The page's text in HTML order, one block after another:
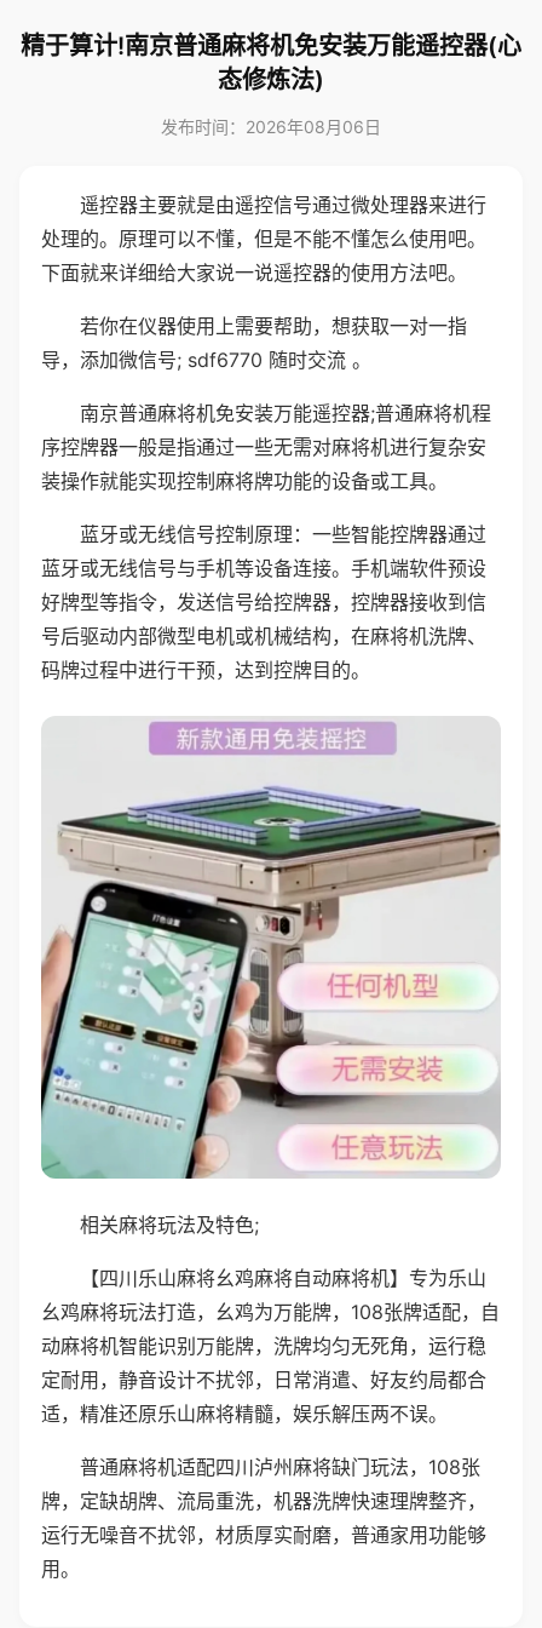
精于算计!南京普通麻将机免安装万能遥控器(心
态修炼法)
发布时间：2026年08月06日
遥控器主要就是由遥控信号通过微处理器来进行
处理的。原理可以不懂，但是不能不懂怎么使用吧。
下面就来详细给大家说一说遥控器的使用方法吧。
若你在仪器使用上需要帮助，想获取一对一指
导，添加微信号; sdf6770 随时交流 。
南京普通麻将机免安装万能遥控器;普通麻将机程
序控牌器一般是指通过一些无需对麻将机进行复杂安
装操作就能实现控制麻将牌功能的设备或工具。
蓝牙或无线信号控制原理：一些智能控牌器通过
蓝牙或无线信号与手机等设备连接。手机端软件预设
好牌型等指令，发送信号给控牌器，控牌器接收到信
号后驱动内部微型电机或机械结构，在麻将机洗牌、
码牌过程中进行干预，达到控牌目的。
相关麻将玩法及特色;
【四川乐山麻将幺鸡麻将自动麻将机】专为乐山
幺鸡麻将玩法打造，幺鸡为万能牌，108张牌适配，自
动麻将机智能识别万能牌，洗牌均匀无死角，运行稳
定耐用，静音设计不扰邻，日常消遣、好友约局都合
适，精准还原乐山麻将精髓，娱乐解压两不误。
普通麻将机适配四川泸州麻将缺门玩法，108张
牌，定缺胡牌、流局重洗，机器洗牌快速理牌整齐，
运行无噪音不扰邻，材质厚实耐磨，普通家用功能够
用。